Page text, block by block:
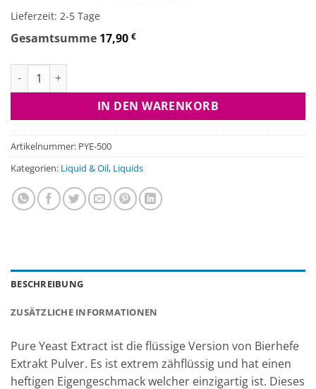
Lieferzeit: 2-5 Tage
Gesamtsumme 17,90 €
Pure Yeast Extract Menge
IN DEN WARENKORB
Artikelnummer: PYE-500
Kategorien: Liquid & Oil, Liquids
BESCHREIBUNG
ZUSÄTZLICHE INFORMATIONEN
Pure Yeast Extract ist die flüssige Version von Bierhefe
Extrakt Pulver. Es ist extrem zähflüssig und hat einen
heftigen Eigengeschmack welcher einzigartig ist. Dieses